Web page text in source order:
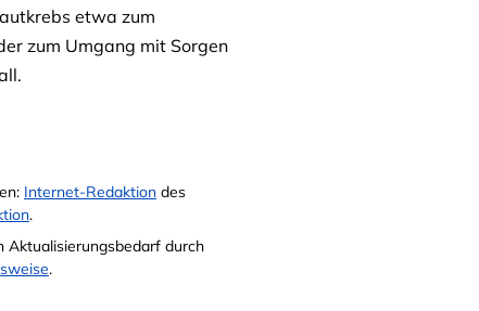
etwa zum
zum Umgang mit Sorgen
Internet-Redaktion des
.
Aktualisierungsbedarf durch
.